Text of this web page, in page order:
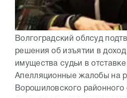
Волгоградский облсуд
решения об изъятии в доход
имущества судьи в
Апелляционные жалобы на
Ворошиловского районного